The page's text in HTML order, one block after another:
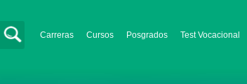
Carreras Cursos Posgrados Test Vocacional